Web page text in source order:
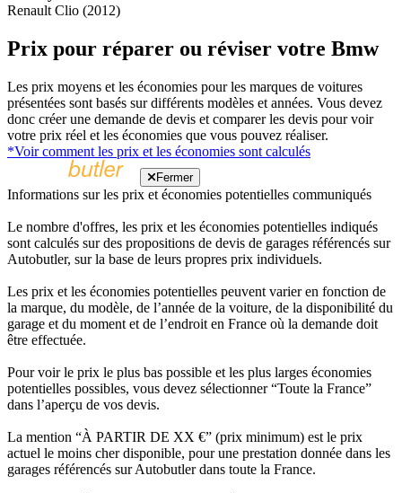
Renault Clio (2012)
Prix pour réparer ou réviser votre Bmw
Les prix moyens et les économies pour les marques de voitures
présentées sont basés sur différents modèles et années. Vous devez
donc créer une demande de devis et comparer les devis pour voir
votre prix réel et les économies que vous pouvez réaliser.
*Voir comment les prix et les économies sont calculés
Fermer
Informations sur les prix et économies potentielles communiqués
Le nombre d'offres, les prix et les économies potentielles indiqués
sont calculés sur des propositions de devis de garages référencés sur
Autobutler, sur la base de leurs propres prix individuels.
Les prix et les économies potentielles peuvent varier en fonction de
la marque, du modèle, de l’année de la voiture, de la disponibilité du
garage et du moment et de l’endroit en France où la demande doit
être effectuée.
Pour voir le prix le plus bas possible et les plus larges économies
potentielles possibles, vous devez sélectionner “Toute la France”
dans l’aperçu de vos devis.
La mention “À PARTIR DE XX €” (prix minimum) est le prix
actuel le moins cher disponible, pour une prestation donnée dans les
garages référencés sur Autobutler dans toute la France.